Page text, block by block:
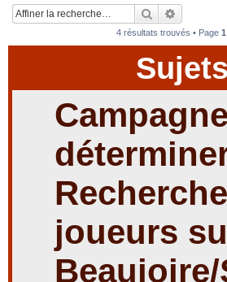
Rechercher
4 résultats trouvés • Page 1
Sujets
Recherche
joueurs
Beaujoire/